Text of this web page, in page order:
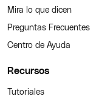
Mira lo que dicen
Preguntas Frecuentes
Centro de Ayuda
Recursos
Tutoriales